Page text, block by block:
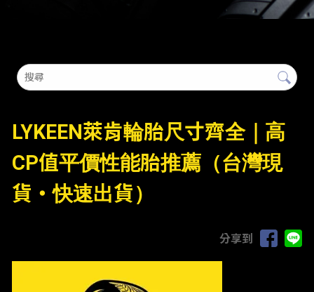
LYKEEN萊肯輪胎尺寸齊全｜高
CP值平價性能胎推薦（台灣現
貨・快速出貨）
分享到